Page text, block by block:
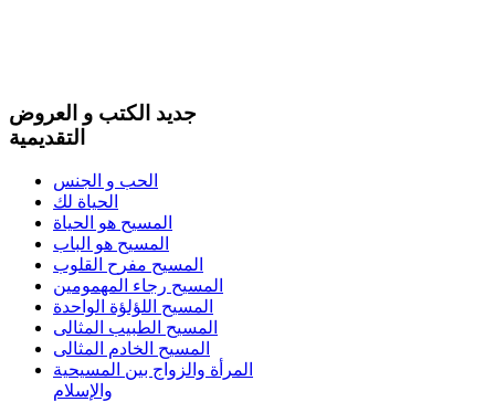
جديد الكتب و العروض
التقديمية
الحب و الجنس
الحياة لك
المسيح هو الحياة
المسيح هو الباب
المسيح مفرح القلوب
المسيح رجاء المهمومين
المسيح اللؤلؤة الواحدة
المسيح الطبيب المثالى
المسيح الخادم المثالى
المرأة والزواج بين المسيحية
والإسلام